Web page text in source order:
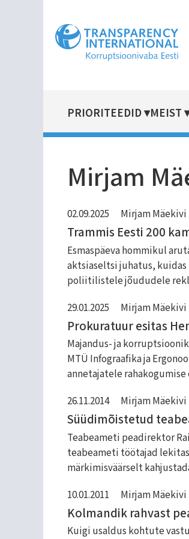
MAIN
PRIORITEEDID MEIST
Mirjam
02.09.2025 Mirjam Mäekivi
Trammis Eesti 200
Esmaspäeva hommikul
aktsiaseltsi juhatus,
poliitilistele jõududele
29.01.2025 Mirjam Mäekivi
Prokuratuur esitas
Majandus- ja
MTÜ Infograafika ja
annetajatele rahakogumise
26.11.2014 Mirjam Mäekivi
Süüdimõistetud
Teabeameti peadirektor
teabeameti töötajad
märkimisväärselt
10.01.2011 Mirjam Mäekivi
Kolmandik rahvast
Kuigi usaldus kohtute